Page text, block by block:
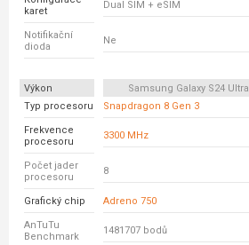
karet
Dual SIM + eSIM
Notifikační
dioda
Ne
Výkon Samsung Galaxy S24 Ultra
Typ procesoru
Snapdragon 8 Gen 3
Frekvence
procesoru
3300 MHz
Počet jader
procesoru
8
Grafický chip Adreno 750
AnTuTu
Benchmark
1481707 bodů